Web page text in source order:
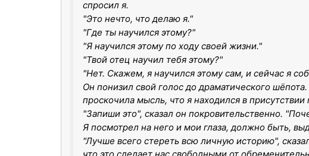
спросил я.
"Это нечто, что делаю я."
"Где ты научился этому?"
"Я научился этому по ходу своей жизни."
"Твой отец научил тебя этому?"
"Нет. Скажем, я научился этому сам, и сейчас я
Он понизил свой голос до драматического
проскочила мысль, что я находился в
"Запиши это", сказал он покровительственно.
Я посмотрел на него и мои глаза, должно быть,
"Лучше всего стереть всю личную историю",